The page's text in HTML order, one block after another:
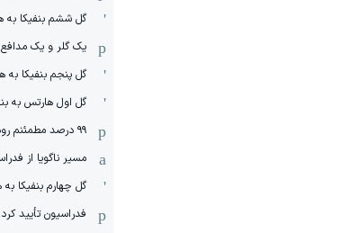
گل ششم بنفیکا
یک گلر و یک مدافع
گل پنجم بنفیکا به
گل اول هارتس به
۹۹ درصد مطمئنم رودری از رئال سوءاستفاده کرد
مسیر ناگویا از
گل چهارم بنفیکا
فدراسیون تأیید